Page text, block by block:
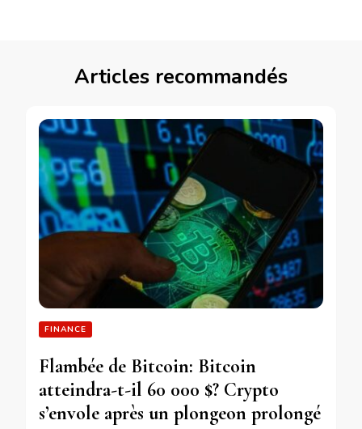
Articles recommandés
FINANCE
Flambée de Bitcoin: Bitcoin
atteindra-t-il 60 000 $? Crypto
s’envole après un plongeon prolongé